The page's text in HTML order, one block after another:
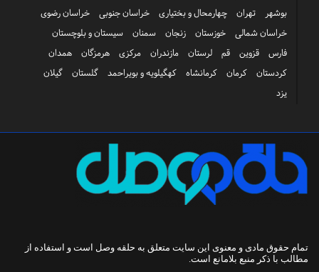
بوشهر
تهران چهارمحال و بختیاری خراسان جنوبی
خراسان رضوی
خراسان شمالی
خوزستان زنجان سمنان
سیستان و بلوچستان
فارس
قزوین قم لرستان مازندران مرکزی هرمزگان
همدان
کردستان
کرمان کرمانشاه کهگیلویه و بویراحمد گلستان
گیلان
یزد
تمام حقوق مادی و معنوی این سایت متعلق به حلقه وصل است و استفاده از
مطالب با ذکر منبع بلامانع است.